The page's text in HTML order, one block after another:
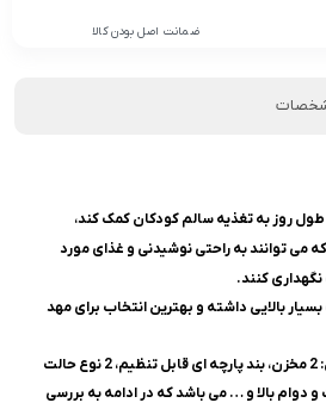
ضمانت اصل بودن کالا
طول روز به تغذیه سالم کودکان کمک کند،
می توانند به راحتی نوشیدنی و غذای مورد
نگهداری کنند.
طرح 2 کیفیت بسیار بالایی داشته و بهترین انتخاب برای مهد
ویژگی های این محصول شامل: 2 مخزن، بند پارچه ای قابل تنظیم، 2 نوع حالت
دوام بالا و … می باشد که در ادامه به بررسی